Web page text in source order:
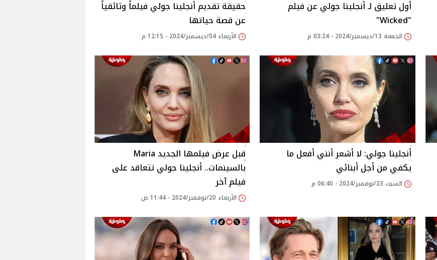
أول تعليق لـ أنجلينا جولي عن فيلم
"Wicked"
الجمعة 13/ديسمبر/2024 - 03:24 م
حقيقة تقديم أنجلينا جولي فيلماً وثائقياً
عن قصة حياتها
الأربعاء 04/ديسمبر/2024 - 12:15 م
أنجلينا جولي: لا أشعر أنني أفعل ما
يكفي من أجل أبنائي
السبت 23/نوفمبر/2024 - 06:40 م
قبل عرض فيلمها الجديد Maria
بالسينمات.. أنجلينا جولي تتعاقد على
فيلم آخر
الأربعاء 20/نوفمبر/2024 - 11:44 ص